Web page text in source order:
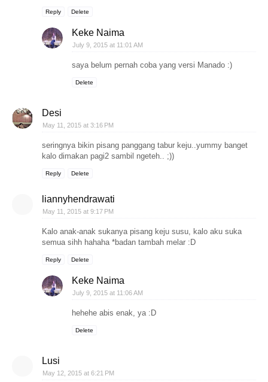
Reply Delete
Keke Naima
July 9, 2015 at 11:01 AM
saya belum pernah coba yang versi Manado :)
Delete
Desi
May 11, 2015 at 3:16 PM
seringnya bikin pisang panggang tabur keju..yummy banget
kalo dimakan pagi2 sambil ngeteh.. ;))
Reply Delete
liannyhendrawati
May 11, 2015 at 9:17 PM
Kalo anak-anak sukanya pisang keju susu, kalo aku suka
semua sihh hahaha *badan tambah melar :D
Reply Delete
Keke Naima
July 9, 2015 at 11:06 AM
hehehe abis enak, ya :D
Delete
Lusi
May 12, 2015 at 6:21 PM